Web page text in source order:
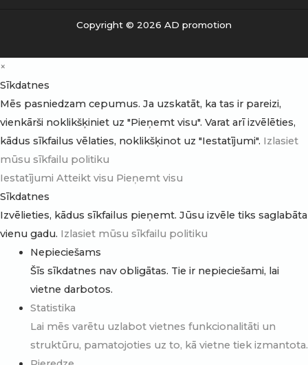
Copyright © 2026 AD promotion
×
Sīkdatnes
Mēs pasniedzam cepumus. Ja uzskatāt, ka tas ir pareizi,
vienkārši noklikšķiniet uz "Pieņemt visu". Varat arī izvēlēties,
kādus sīkfailus vēlaties, noklikšķinot uz "Iestatījumi". Izlasiet
mūsu sīkfailu politiku
Iestatījumi Atteikt visu Pieņemt visu
Sīkdatnes
Izvēlieties, kādus sīkfailus pieņemt. Jūsu izvēle tiks saglabāta
vienu gadu. Izlasiet mūsu sīkfailu politiku
Nepieciešams
Šīs sīkdatnes nav obligātas. Tie ir nepieciešami, lai
vietne darbotos.
Statistika
Lai mēs varētu uzlabot vietnes funkcionalitāti un
struktūru, pamatojoties uz to, kā vietne tiek izmantota.